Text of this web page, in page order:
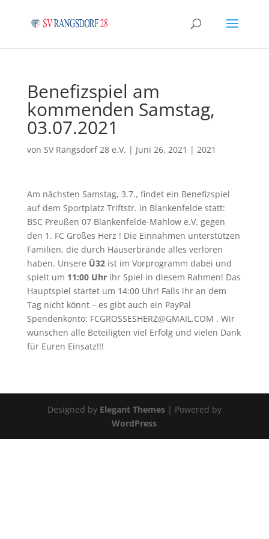
Benefizspiel am
kommenden Samstag,
03.07.2021
von SV Rangsdorf 28 e.V. | Juni 26, 2021 | 2021
Am nächsten Samstag, 3.7., findet ein Benefizspiel
auf dem Sportplatz Triftstr. in Blankenfelde statt:
BSC Preußen 07 Blankenfelde-Mahlow e.V. gegen
den 1. FC Großes Herz ! Die Einnahmen unterstützen
Familien, die durch Häuserbrände alles verloren
haben. Unsere Ü32ist im Vorprogramm dabei und
spielt um 11:00 Uhrihr Spiel in diesem Rahmen! Das
Hauptspiel startet um 14:00 Uhr! Falls ihr an dem
Tag nicht könnt – es gibt auch ein PayPal
Spendenkonto: FCGROSSESHERZ@GMAIL.COM . Wir
wünschen alle Beteiligten viel Erfolg und vielen Dank
für Euren Einsatz!!!
Designed by Elegant Themes| Powered by
WordPress